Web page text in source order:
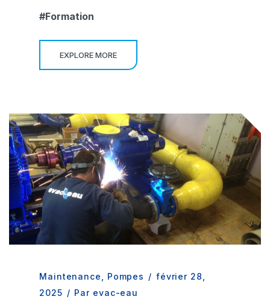
Formation
EXPLORE MORE
Maintenance, Pompes / février 28,
2025 / Par evac-eau